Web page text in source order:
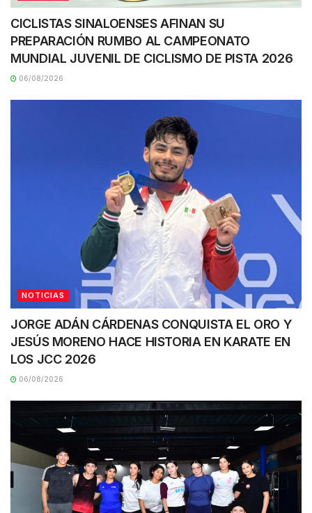
CICLISTAS SINALOENSES AFINAN SU
PREPARACIÓN RUMBO AL CAMPEONATO
MUNDIAL JUVENIL DE CICLISMO DE PISTA 2026
06/08/2026
NOTICIAS
JORGE ADÁN CÁRDENAS CONQUISTA EL ORO Y
JESÚS MORENO HACE HISTORIA EN KARATE EN
LOS JCC 2026
06/08/2026